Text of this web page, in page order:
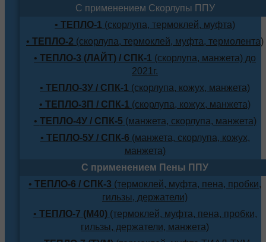
С применением Скорлупы ППУ
• ТЕПЛО-1 (скорлупа, термоклей, муфта)
• ТЕПЛО-2 (скорлупа, термоклей, муфта, термолента)
• ТЕПЛО-3 (ЛАЙТ) / СПК-1 (скорлупа, манжета) до
2021г.
• ТЕПЛО-3У / СПК-1 (скорлупа, кожух, манжета)
• ТЕПЛО-3П / СПК-1 (скорлупа, кожух, манжета)
• ТЕПЛО-4У / СПК-5 (манжета, скорлупа, манжета)
• ТЕПЛО-5У / СПК-6 (манжета, скорлупа, кожух,
манжета)
С применением Пены ППУ
• ТЕПЛО-6 / СПК-3 (термоклей, муфта, пена, пробки,
гильзы, держатели)
• ТЕПЛО-7 (М40)(термоклей, муфта, пена, пробки,
гильзы, держатели, манжета)